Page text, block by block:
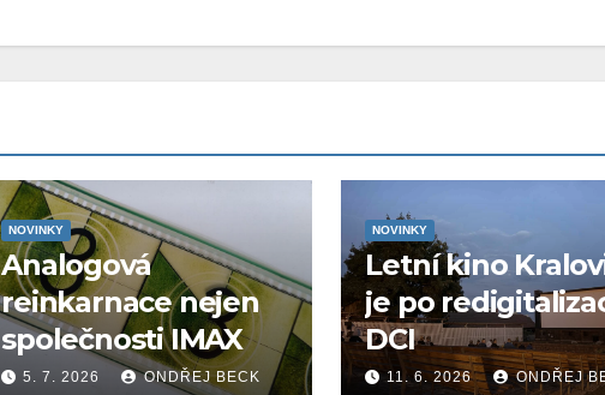
NOVINKY
Analogová
reinkarnace nejen
společnosti IMAX
5. 7. 2026 ONDŘEJ BECK
NOVINKY
Letní kino
je po
DCI
11. 6. 2026 ONDŘEJ